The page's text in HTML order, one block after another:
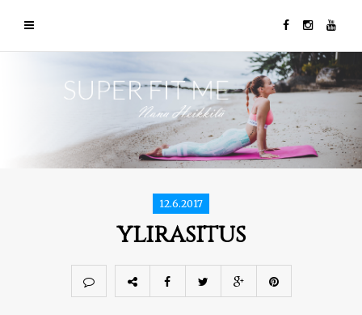
12.6.2017
ylirasitus